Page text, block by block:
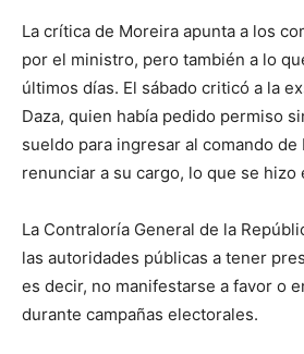
La crítica de Moreira apunta a los
por el ministro, pero también a lo
últimos días. El sábado criticó a la
Daza, quien había pedido permiso
sueldo para ingresar al comando de
renunciar a su cargo, lo que se
La Contraloría General de la
las autoridades públicas a tener
es decir, no manifestarse a favor o
durante campañas electorales.